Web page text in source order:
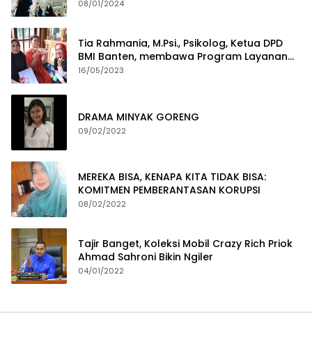
08/01/2024
Tia Rahmania, M.Psi., Psikolog, Ketua DPD
BMI Banten, membawa Program Layanan
Pembuatan Dokumen Kependudukan
16/05/2023
DRAMA MINYAK GORENG
09/02/2022
MEREKA BISA, KENAPA KITA TIDAK BISA:
KOMITMEN PEMBERANTASAN KORUPSI
08/02/2022
Tajir Banget, Koleksi Mobil Crazy Rich Priok
Ahmad Sahroni Bikin Ngiler
04/01/2022